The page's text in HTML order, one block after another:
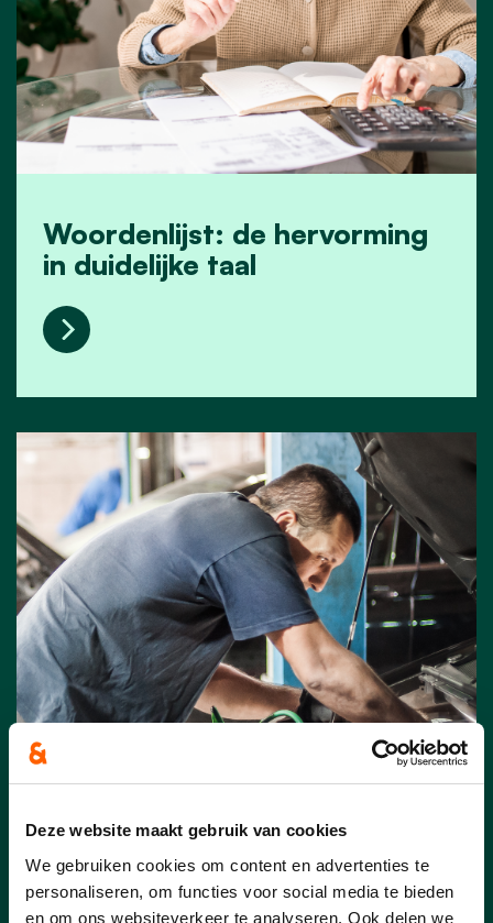
Deze website maakt gebruik van cookies
We gebruiken cookies om content en advertenties te
personaliseren, om functies voor social media te bieden
en om ons websiteverkeer te analyseren. Ook delen we
Woordenlijst: de hervorming
in duidelijke taal
Woordenlijst: de hervorming in duidelijke taal
De 5 meest gestelde vragen
over de hervorming